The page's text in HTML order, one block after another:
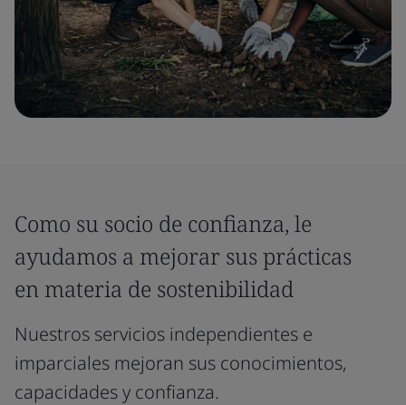
Como su socio de confianza, le
ayudamos a mejorar sus prácticas
en materia de sostenibilidad
Nuestros servicios independientes e
imparciales mejoran sus conocimientos,
capacidades y confianza.